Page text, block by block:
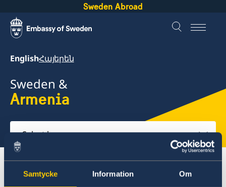
Samtycke Information Om
Sweden Abroad
EnglishՀայերեն
Sweden &
Armenia
Select
here
Moving to someone in Sweden